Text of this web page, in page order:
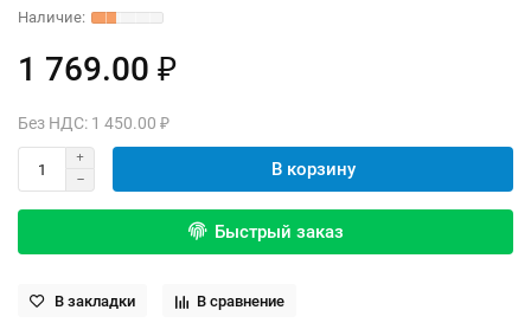
1 769.00 ₽
Без НДС: 1 450.00 ₽
В корзину
Быстрый заказ
В закладки В сравнение